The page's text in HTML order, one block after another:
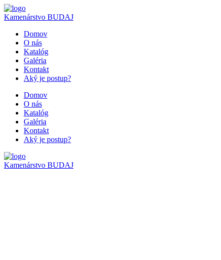
Kamenárstvo BUDAJ
Domov
O nás
Katalóg
Galéria
Kontakt
Aký je postup?
Domov
O nás
Katalóg
Galéria
Kontakt
Aký je postup?
Kamenárstvo BUDAJ